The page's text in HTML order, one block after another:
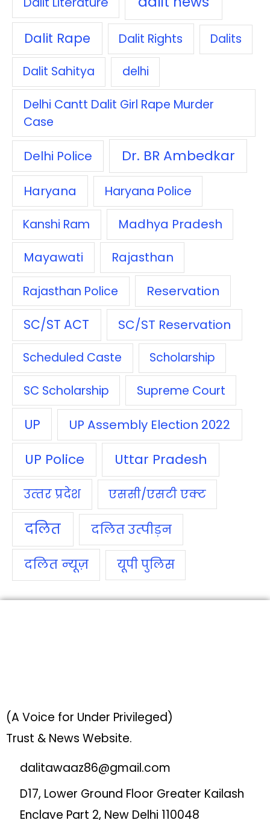
Dalit Rape Dalit Rights Dalits
Dalit Sahitya delhi
Delhi Cantt Dalit Girl Rape Murder
Case
Delhi Police Dr. BR Ambedkar
Haryana Haryana Police
Kanshi Ram
Madhya Pradesh
Mayawati
Rajasthan
Rajasthan Police Reservation
SC/ST ACT SC/ST Reservation
Scheduled Caste Scholarship
SC Scholarship Supreme Court
UP UP Assembly Election 2022
UP Police Uttar Pradesh
उत्‍तर प्रदेश एससी/एसटी एक्‍ट
दलित दलित उत्‍पीड़न
दलित न्‍यूज़ यूपी पुलिस
(A Voice for Under Privileged)
Trust & News Website.
dalitawaaz86@gmail.com
D17, Lower Ground Floor Greater Kailash
Enclave Part 2, New Delhi 110048